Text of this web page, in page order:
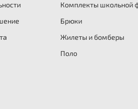
Комплекты школьной
Брюки
Жилеты и бомберы
Поло